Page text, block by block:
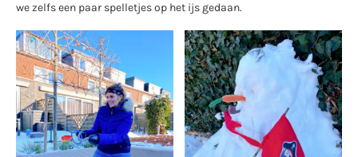
we zelfs een paar spelletjes op het ijs gedaan.